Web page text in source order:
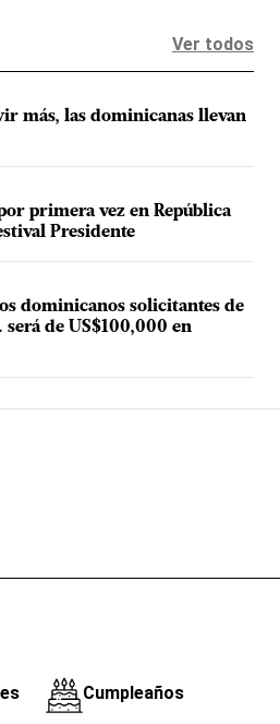
Ver todos
más, las dominicanas llevan
primera vez en República
Presidente
dominicanos solicitantes de
será de US$100,000 en
Cumpleaños